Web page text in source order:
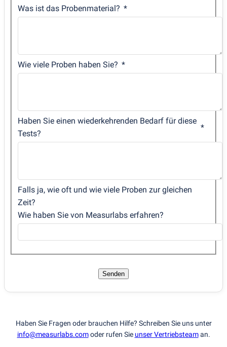
Was ist das Probenmaterial?
Wie viele Proben haben Sie?
Haben Sie einen wiederkehrenden Bedarf für diese
Tests?
Falls ja, wie oft und wie viele Proben zur gleichen
Zeit?
Wie haben Sie von Measurlabs erfahren?
Senden
Haben Sie Fragen oder brauchen Hilfe? Schreiben Sie uns unter
info@measurlabs.comoder rufen Sie unser Vertriebsteaman.